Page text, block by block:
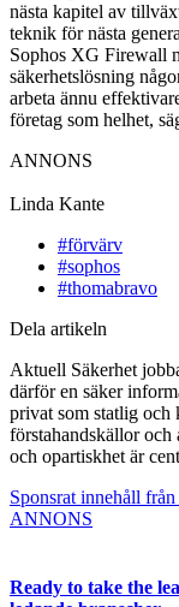
nästa kapitel av
teknik för nästa
Sophos XG Firewall
säkerhetslösning
arbeta ännu
företag som helhet,
ANNONS
Linda Kante
#förvärv
#sophos
#thomabravo
Dela artikeln
Aktuell Säkerhet
därför en säker
privat som statlig och
förstahandskällor och
och opartiskhet är
Sponsrat innehåll
ANNONS
Ready to take the